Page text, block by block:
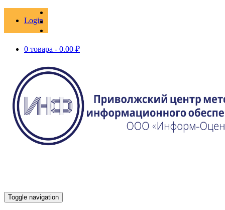
Login
0 товара - 0.00 ₽
Toggle navigation